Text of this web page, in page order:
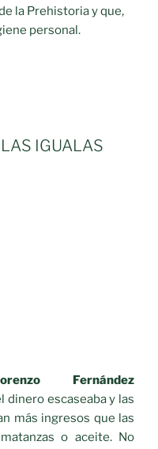
la Prehistoria y que,
personal.
IGUALAS
Fernández
dinero escaseaba y las
más ingresos que las
o aceite. No